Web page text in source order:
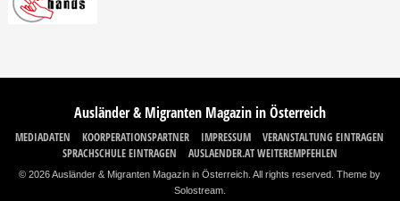
Ausländer & Migranten Magazin in Österreich
MEDIADATEN KOORPERATIONSPARTNER IMPRESSUM
VERANSTALTUNG EINTRAGEN
SPRACHSCHULE EINTRAGEN
AUSLAENDER.AT WEITEREMPFEHLEN
© 2026 Ausländer & Migranten Magazin in Österreich. All rights reserved.Theme by
Solostream.